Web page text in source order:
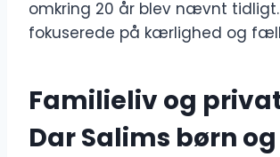
omkring 20 år blev nævnt
fokuserede på kærlighed og
Familieliv og
Dar Salims børn og